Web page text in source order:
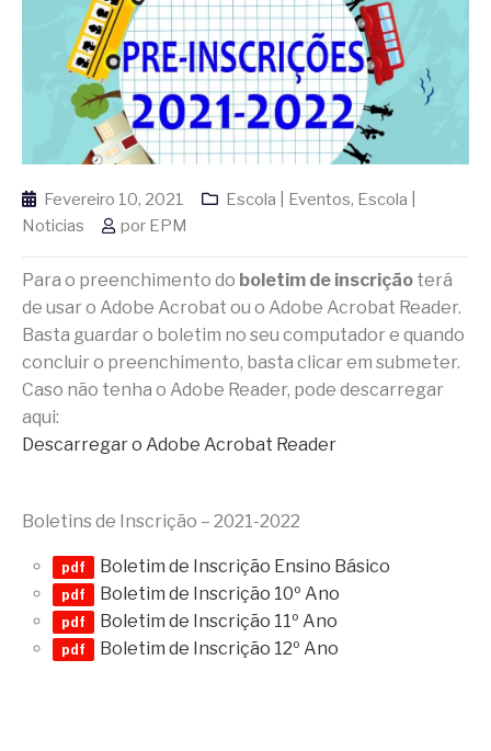
Fevereiro 10, 2021 Escola | Eventos, Escola |
Noticias
por EPM
Para o preenchimento do boletim de inscrição terá
de usar o Adobe Acrobat ou o Adobe Acrobat Reader.
Basta guardar o boletim no seu computador e quando
concluir o preenchimento, basta clicar em submeter.
Caso não tenha o Adobe Reader, pode descarregar
aqui:
Descarregar o Adobe Acrobat Reader
Boletins de Inscrição – 2021-2022
Boletim de Inscrição Ensino Básico
Boletim de Inscrição 10º Ano
Boletim de Inscrição 11º Ano
Boletim de Inscrição 12º Ano